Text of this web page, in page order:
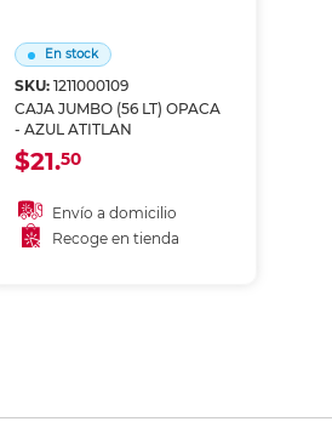
En stock
SKU: 1211000109
CAJA JUMBO (56 LT) OPACA
- AZUL ATITLAN
$21.50
Envío a domicilio
Recoge en tienda